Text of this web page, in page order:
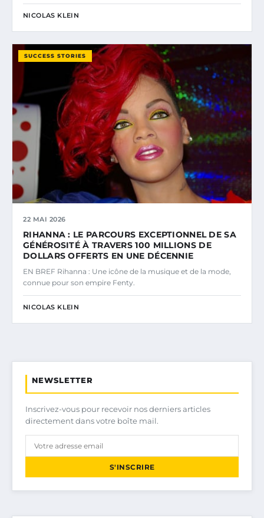
NICOLAS KLEIN
SUCCESS STORIES
22 MAI 2026
RIHANNA : LE PARCOURS EXCEPTIONNEL DE SA
GÉNÉROSITÉ À TRAVERS 100 MILLIONS DE
DOLLARS OFFERTS EN UNE DÉCENNIE
EN BREF Rihanna : Une icône de la musique et de la mode,
connue pour son empire Fenty.
NICOLAS KLEIN
NEWSLETTER
Inscrivez-vous pour recevoir nos derniers articles
directement dans votre boîte mail.
S'INSCRIRE